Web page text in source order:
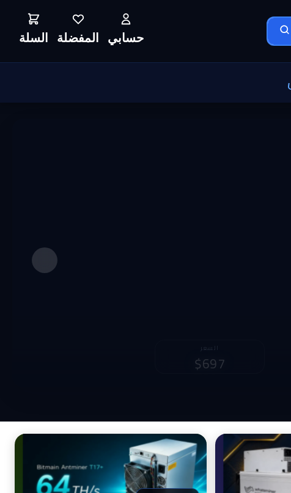
حسابي المفضلة السلة
الربح الشهري
2,091 د.ل